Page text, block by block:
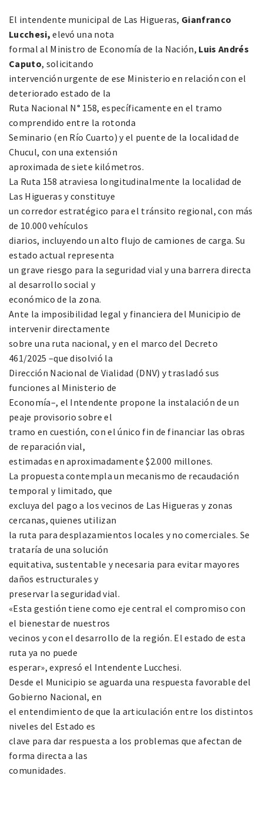
El intendente municipal de Las Higueras, Gianfranco
Lucchesi,elevó una nota
formal al Ministro de Economía de la Nación, Luis Andrés
Caputo, solicitando
intervención urgente de ese Ministerio en relación con el
deteriorado estado de la
Ruta Nacional N° 158, específicamente en el tramo
comprendido entre la rotonda
Seminario (en Río Cuarto) y el puente de la localidad de
Chucul, con una extensión
aproximada de siete kilómetros.
La Ruta 158 atraviesa longitudinalmente la localidad de
Las Higueras y constituye
un corredor estratégico para el tránsito regional, con más
de 10.000 vehículos
diarios, incluyendo un alto flujo de camiones de carga. Su
estado actual representa
un grave riesgo para la seguridad vial y una barrera directa
al desarrollo social y
económico de la zona.
Ante la imposibilidad legal y financiera del Municipio de
intervenir directamente
sobre una ruta nacional, y en el marco del Decreto
461/2025 –que disolvió la
Dirección Nacional de Vialidad (DNV) y trasladó sus
funciones al Ministerio de
Economía–, el Intendente propone la instalación de un
peaje provisorio sobre el
tramo en cuestión, con el único fin de financiar las obras
de reparación vial,
estimadas en aproximadamente $2.000 millones.
La propuesta contempla un mecanismo de recaudación
temporal y limitado, que
excluya del pago a los vecinos de Las Higueras y zonas
cercanas, quienes utilizan
la ruta para desplazamientos locales y no comerciales. Se
trataría de una solución
equitativa, sustentable y necesaria para evitar mayores
daños estructurales y
preservar la seguridad vial.
«Esta gestión tiene como eje central el compromiso con
el bienestar de nuestros
vecinos y con el desarrollo de la región. El estado de esta
ruta ya no puede
esperar», expresó el Intendente Lucchesi.
Desde el Municipio se aguarda una respuesta favorable del
Gobierno Nacional, en
el entendimiento de que la articulación entre los distintos
niveles del Estado es
clave para dar respuesta a los problemas que afectan de
forma directa a las
comunidades.